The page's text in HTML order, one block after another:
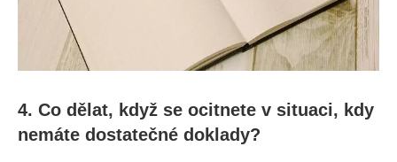
4. Co dělat, když se ocitnete v situaci, kdy
nemáte dostatečné doklady?